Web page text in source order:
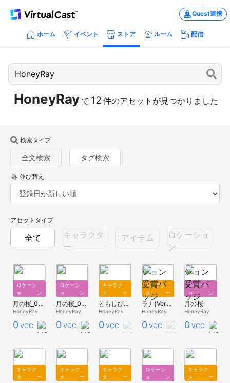
Quest連携
ホーム イベント ストア ルーム 配信
HoneyRay で 12 件のアセットが見つかりました
検索タイプ
全文検索 タグ検索
並び替え
アセットタイプ
全て
キャラクタ
ー
アイテム
ロケーショ
ン
ロケーシ
ョン
月の桜_03_(2022/04/05修正版)
HoneyRay
0 VCC
ロケーシ
ョン
月の桜_01_(2022/04/05修正版)
HoneyRay
0 VCC
キャラク
ター
ともしび君(2021ver.)
HoneyRay
0 VCC
キャラク
ター
ラナ(Ver3.0_Dark_A)
HoneyRay
0 VCC
ロケーシ
ョン
月の桜
HoneyRay
0 VCC
キャラク
ター
キャラク
ター
キャラク
ター
ロケーシ
ョン
キャラク
ター